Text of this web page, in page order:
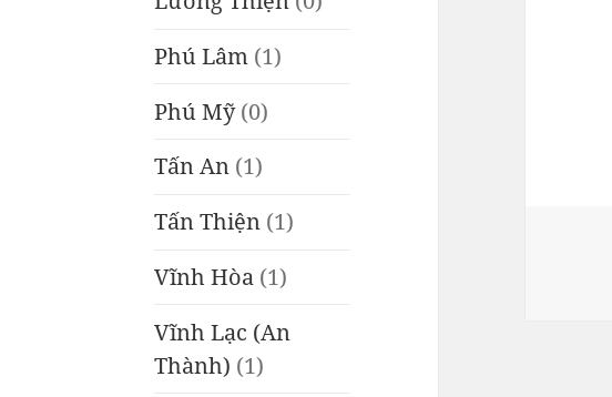
Phú Lâm (1)
Phú Mỹ(0)
Tấn An (1)
Tấn Thiện (1)
Vĩnh Hòa (1)
Vĩnh Lạc (An
Thành) (1)